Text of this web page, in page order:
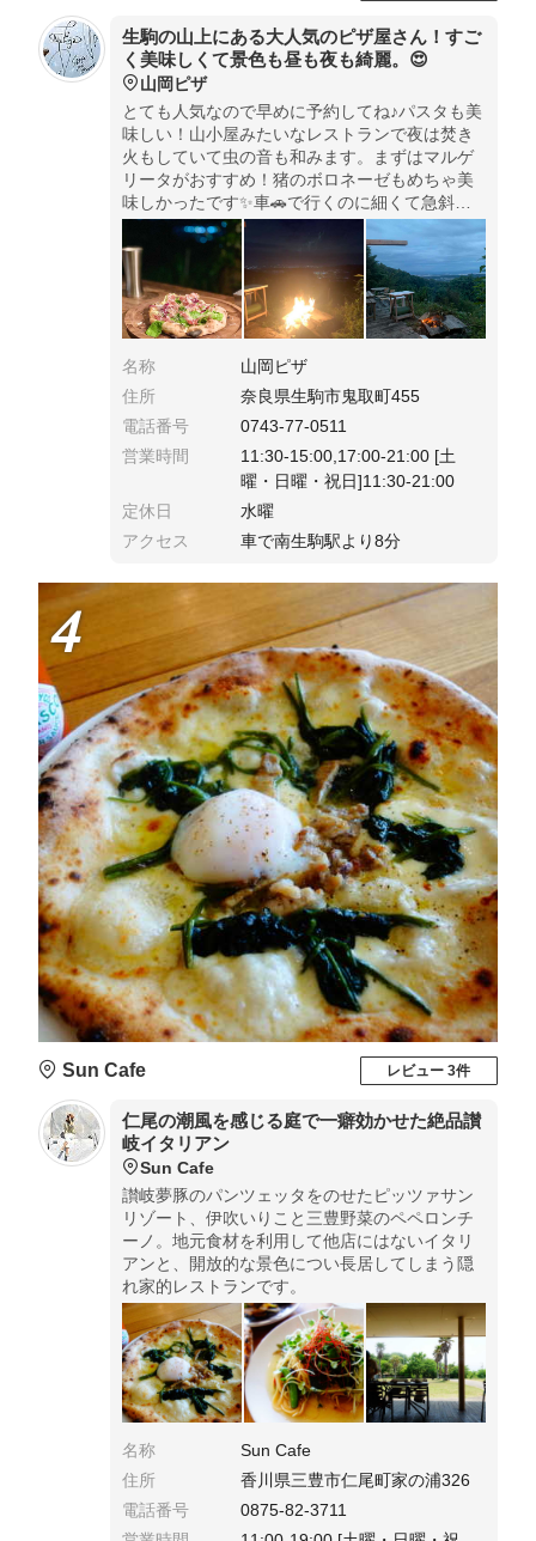
生駒の山上にある大人気のピザ屋さん！すご
く美味しくて景色も昼も夜も綺麗。😍
山岡ピザ
とても人気なので早めに予約してね♪パスタも美
味しい！山小屋みたいなレストランで夜は焚き
火もしていて虫の音も和みます。まずはマルゲ
リータがおすすめ！猪のボロネーゼもめちゃ美
味しかったです✨車🚗で行くのに細くて急斜面
なので気をつけて✨生駒駅からタクシーも出て
ます🚕
名称
山岡ピザ
住所
奈良県生駒市鬼取町455
電話番号
0743-77-0511
営業時間
11:30-15:00,17:00-21:00 [土
曜・日曜・祝日]11:30-21:00
定休日
水曜
アクセス
車で南生駒駅より8分
4
Sun Cafe レビュー 3件
仁尾の潮風を感じる庭で一癖効かせた絶品讃
岐イタリアン
Sun Cafe
讃岐夢豚のパンツェッタをのせたピッツァサン
リゾート、伊吹いりこと三豊野菜のペペロンチ
ーノ。地元食材を利用して他店にはないイタリ
アンと、開放的な景色につい長居してしまう隠
れ家的レストランです。
名称
Sun Cafe
住所
香川県三豊市仁尾町家の浦326
電話番号
0875-82-3711